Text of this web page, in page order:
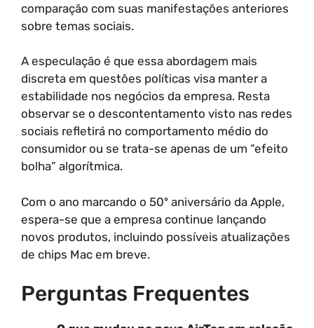
comparação com suas manifestações anteriores
sobre temas sociais.
A especulação é que essa abordagem mais
discreta em questões políticas visa manter a
estabilidade nos negócios da empresa. Resta
observar se o descontentamento visto nas redes
sociais refletirá no comportamento médio do
consumidor ou se trata-se apenas de um “efeito
bolha” algorítmica.
Com o ano marcando o 50º aniversário da Apple,
espera-se que a empresa continue lançando
novos produtos, incluindo possíveis atualizações
de chips Mac em breve.
Perguntas Frequentes